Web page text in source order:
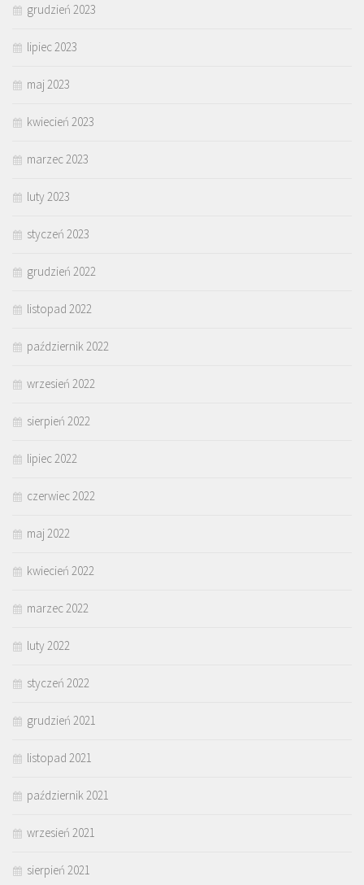
grudzień 2023
lipiec 2023
maj 2023
kwiecień 2023
marzec 2023
luty 2023
styczeń 2023
grudzień 2022
listopad 2022
październik 2022
wrzesień 2022
sierpień 2022
lipiec 2022
czerwiec 2022
maj 2022
kwiecień 2022
marzec 2022
luty 2022
styczeń 2022
grudzień 2021
listopad 2021
październik 2021
wrzesień 2021
sierpień 2021